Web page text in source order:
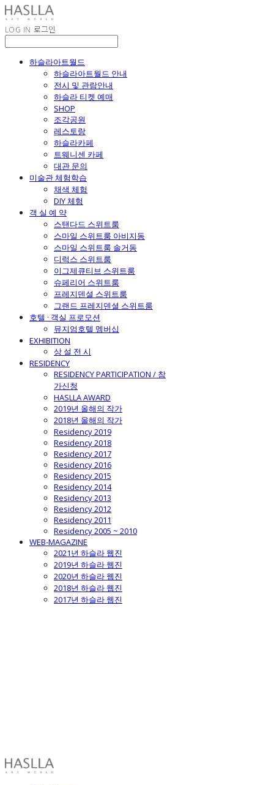
LOG IN 로그인
하슬라아트월드
하슬라아트월드 안내
전시 및 관람안내
하슬라 티켓 예매
SHOP
조각공원
레스토랑
하슬라카페
트웨니센 카페
대관 문의
미술관 체험학습
채색 체험
DIY 체험
객 실 예 약
스탠다드 스위트룸
스마일 스위트룸 아비지동
스마일 스위트룸 솔거동
디럭스 스위트룸
이그제큐티브 스위트룸
슈페리어 스위트룸
프레지덴셜 스위트룸
그랜드 프레지덴셜 스위트룸
호텔 · 객실 프로모션
뮤지엄호텔 멤버십
EXHIBITION
상 설 전 시
RESIDENCY
RESIDENCY PARTICIPATION / 참
가신청
HASLLA AWARD
2019년 올해의 작가
2018년 올해의 작가
Residency 2019
Residency 2018
Residency 2017
Residency 2016
Residency 2015
Residency 2014
Residency 2013
Residency 2012
Residency 2011
Residency 2005 ~ 2010
WEB-MAGAZINE
2021년 하슬라 웹진
2019년 하슬라 웹진
2020년 하슬라 웹진
2018년 하슬라 웹진
2017년 하슬라 웹진